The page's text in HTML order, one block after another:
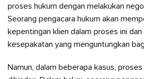
proses hukum dengan melakukan
Seorang pengacara hukum akan
kepentingan klien dalam proses ini
kesepakatan yang menguntungkan
Namun, dalam beberapa kasus,